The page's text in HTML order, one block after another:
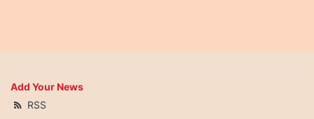
Add Your News
RSS